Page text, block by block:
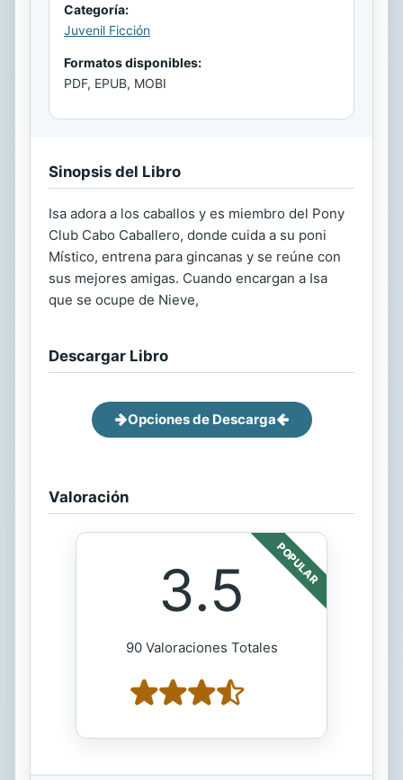
Categoría:
Juvenil Ficción
Formatos disponibles:
PDF, EPUB, MOBI
Sinopsis del Libro
Isa adora a los caballos y es miembro del Pony
Club Cabo Caballero, donde cuida a su poni
Místico, entrena para gincanas y se reúne con
sus mejores amigas. Cuando encargan a Isa
que se ocupe de Nieve,
Descargar Libro
Opciones de Descarga
Valoración
POPULAR
3.5
90 Valoraciones Totales